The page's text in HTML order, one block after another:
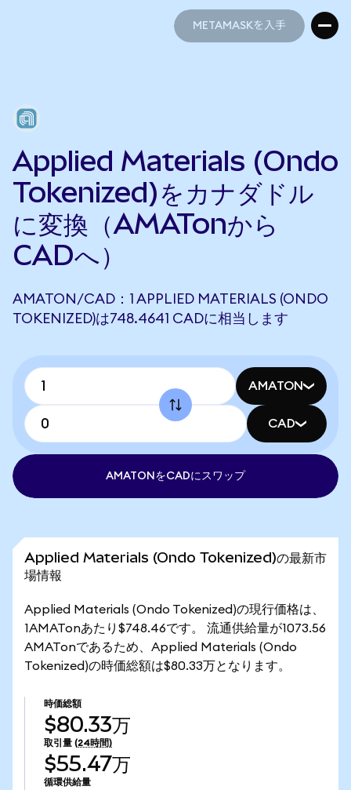
METAMASKを入手
Applied Materials (Ondo
Tokenized)をカナダドル
に変換（AMATonから
CADへ）
AMATON/CAD：1 APPLIED MATERIALS (ONDO
TOKENIZED)は748.4641 CADに相当します
AMATON
CAD
AMATONをCADにスワップ
Applied Materials (Ondo Tokenized)の最新市
場情報
Applied Materials (Ondo Tokenized)の現行価格は、
1AMATonあたり$748.46です。 流通供給量が1073.56
AMATonであるため、Applied Materials (Ondo
Tokenized)の時価総額は$80.33万となります。
時価総額
$80.33万
取引量 (24時間)
$55.47万
循環供給量